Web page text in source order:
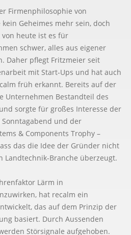
Firmenphilosophie von
Geheimes mehr sein, doch
heute ist es für
schwer, alles aus eigener
Daher pflegt Fritzmeier seit
mit Start-Ups und hat auch
früh erkannt. Bereits auf der
Unternehmen Bestandteil des
sorgte für großes Interesse der
Sonntagabend und der
& Components Trophy –
das die Idee der Gründer nicht
Landtechnik-Branche überzeugt.
Lärm in
hat recalm ein
das auf dem Prinzip der
basiert. Durch Aussenden
Störsignale aufgehoben.